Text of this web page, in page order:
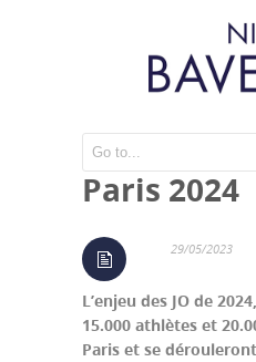
Réussir les
Paris 2024
29/05/2023
L’enjeu des JO de
15.000 athlètes et
Paris et se